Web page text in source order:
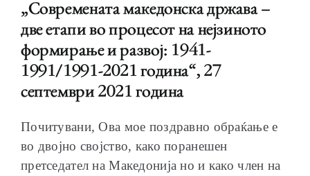
„Современата македонска држава –
две етапи во процесот на нејзиното
формирање и развој: 1941-
1991/1991-2021 година“, 27
септември 2021 година
Почитувани, Ова мое поздравно обраќање е
во двојно својство, како поранешен
претседател на Македонија но и како член на